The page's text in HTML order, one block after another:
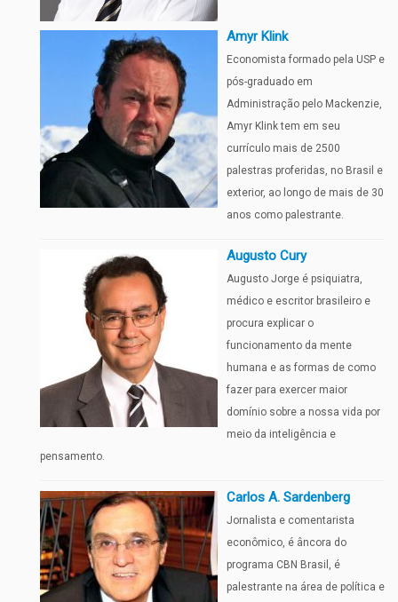
Amyr Klink
Economista formado pela USP e
pós-graduado em
Administração pelo Mackenzie,
Amyr Klink tem em seu
currículo mais de 2500
palestras proferidas, no Brasil e
exterior, ao longo de mais de 30
anos como palestrante.
Augusto Cury
Augusto Jorge é psiquiatra,
médico e escritor brasileiro e
procura explicar o
funcionamento da mente
humana e as formas de como
fazer para exercer maior
domínio sobre a nossa vida por
meio da inteligência e
pensamento.
Carlos A. Sardenberg
Jornalista e comentarista
econômico, é âncora do
programa CBN Brasil, é
palestrante na área de política e